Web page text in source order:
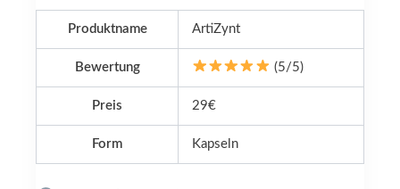
Produktname ArtiZynt
Bewertung (5/5)
Preis 29€
Form Kapseln